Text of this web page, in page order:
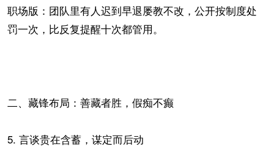
职场版：团队里有人迟到早退屡教不改，公开按制度处
罚一次，比反复提醒十次都管用。
二、藏锋布局：善藏者胜，假痴不癫
5. 言谈贵在含蓄，谋定而后动